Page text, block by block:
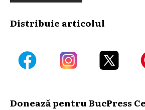
Distribuie articolul
Donează pentru BucPress